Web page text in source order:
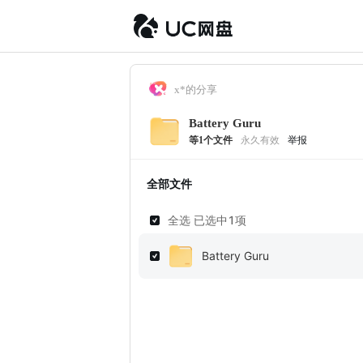
x*的分享
Battery Guru
等1个文件 永久有效 举报
全部文件
全选 已选中 1项
Battery Guru